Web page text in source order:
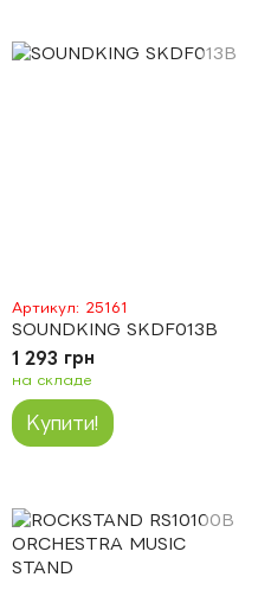
Артикул: 25161
SOUNDKING SKDF013B
1 293 грн
на складе
Купити!